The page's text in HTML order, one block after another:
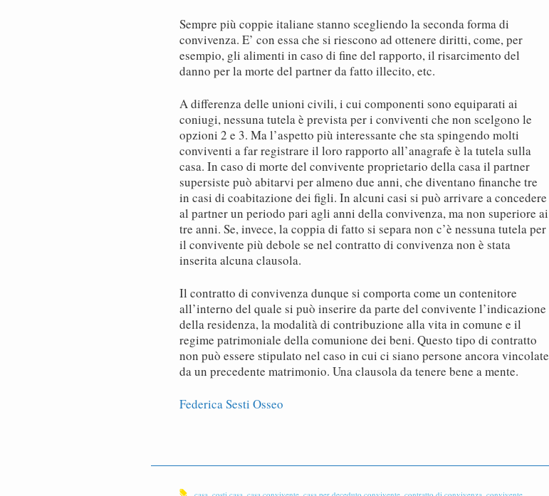
Sempre più coppie italiane stanno scegliendo la seconda forma di
convivenza. E’ con essa che si riescono ad ottenere diritti, come, per
esempio, gli alimenti in caso di fine del rapporto, il risarcimento del
danno per la morte del partner da fatto illecito, etc.
A differenza delle unioni civili, i cui componenti sono equiparati ai
coniugi, nessuna tutela è prevista per i conviventi che non scelgono le
opzioni 2 e 3. Ma l’aspetto più interessante che sta spingendo molti
conviventi a far registrare il loro rapporto all’anagrafe è la tutela sulla
casa. In caso di morte del convivente proprietario della casa il partner
supersiste può abitarvi per almeno due anni, che diventano finanche tre
in casi di coabitazione dei figli. In alcuni casi si può arrivare a concedere
al partner un periodo pari agli anni della convivenza, ma non superiore ai
tre anni. Se, invece, la coppia di fatto si separa non c’è nessuna tutela per
il convivente più debole se nel contratto di convivenza non è stata
inserita alcuna clausola.
Il contratto di convivenza dunque si comporta come un contenitore
all’interno del quale si può inserire da parte del convivente l’indicazione
della residenza, la modalità di contribuzione alla vita in comune e il
regime patrimoniale della comunione dei beni. Questo tipo di contratto
non può essere stipulato nel caso in cui ci siano persone ancora vincolate
da un precedente matrimonio. Una clausola da tenere bene a mente.
Federica Sesti Osseo